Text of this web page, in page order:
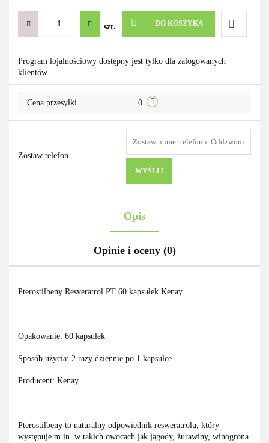
szt. DO KOSZYKA
Do
Program lojalnościowy dostępny jest tylko dla zalogowanych
klientów.
Cena przesyłki 0
Zostaw telefon
WYŚLIJ
Opis
Opinie i oceny (0)
Pterostilbeny Resveratrol PT 60 kapsułek Kenay
Opakowanie: 60 kapsułek
Sposób użycia: 2 razy dziennie po 1 kapsułce.
Producent: Kenay
Pterostilbeny to naturalny odpowiednik resweratrolu, który
występuje m.in. w takich owocach jak jagody, żurawiny, winogrona.